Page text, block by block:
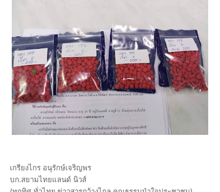
เกรียงไกร อนุรักษ์เจริญพร
บก.สยามไทยแลนด์ นิวส์